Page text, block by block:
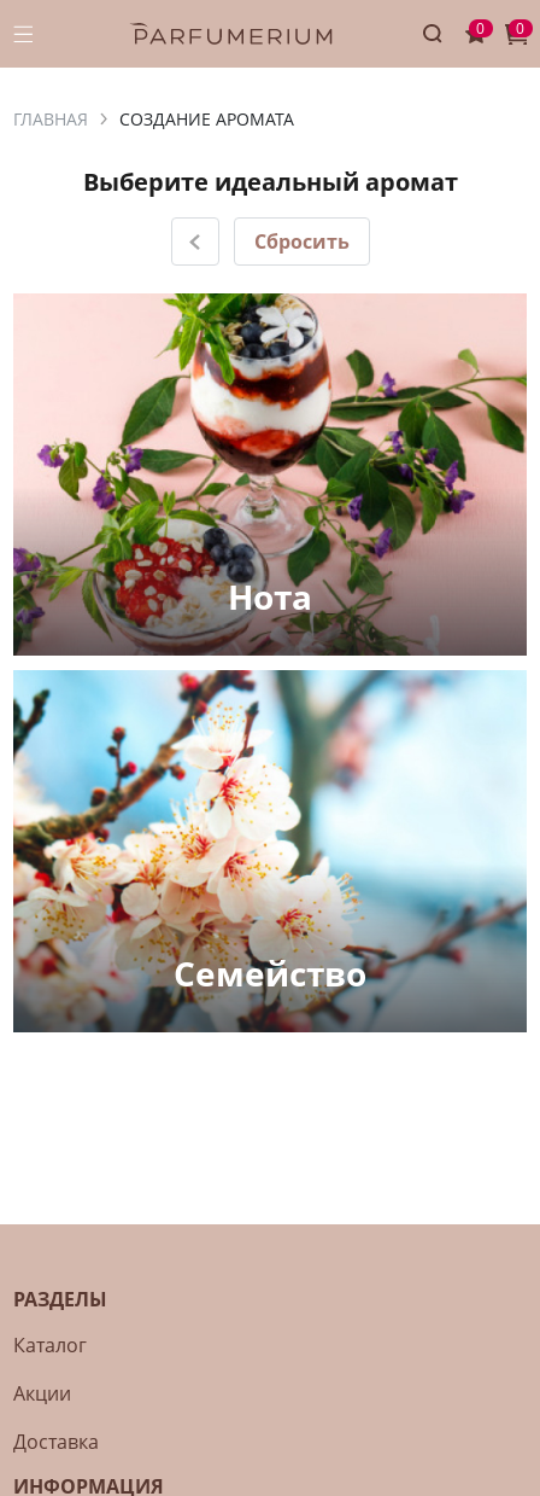
0 0
ГЛАВНАЯ СОЗДАНИЕ АРОМАТА
Выберите идеальный аромат
Сбросить
Нота
Семейство
РАЗДЕЛЫ
Каталог
Акции
Доставка
ИНФОРМАЦИЯ